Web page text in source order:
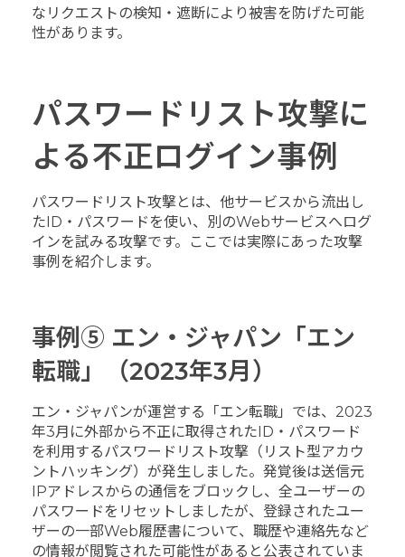
なリクエストの検知・遮断により被害を防げた可能
性があります。
パスワードリスト攻撃に
よる不正ログイン事例
パスワードリスト攻撃とは、他サービスから流出し
たID・パスワードを使い、別のWebサービスへログ
インを試みる攻撃です。ここでは実際にあった攻撃
事例を紹介します。
事例⑤ エン・ジャパン「エン
転職」（2023年3月）
エン・ジャパンが運営する「エン転職」では、2023
年3月に外部から不正に取得されたID・パスワード
を利用するパスワードリスト攻撃（リスト型アカウ
ントハッキング）が発生しました。発覚後は送信元
IPアドレスからの通信をブロックし、全ユーザーの
パスワードをリセットしましたが、登録されたユー
ザーの一部Web履歴書について、職歴や連絡先など
の情報が閲覧された可能性があると公表されていま